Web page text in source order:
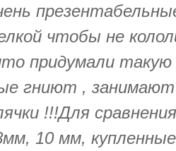
чтобы не
придумали
гниют ,
!!!Для
10 мм,